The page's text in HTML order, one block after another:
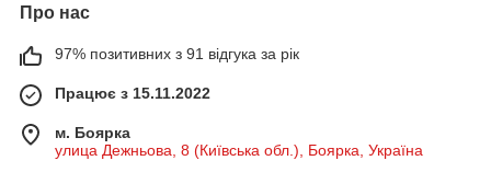
Про нас
97% позитивних з 91 відгука за рік
Працює з 15.11.2022
м. Боярка
улица Дежньова, 8 (Київська обл.), Боярка, Україна